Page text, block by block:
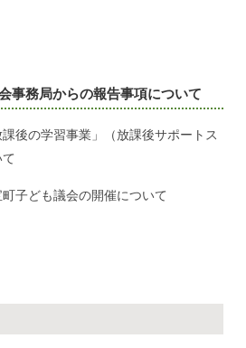
事務局からの報告事項について
課後の学習事業」（放課後サポートス
町子ども議会の開催について